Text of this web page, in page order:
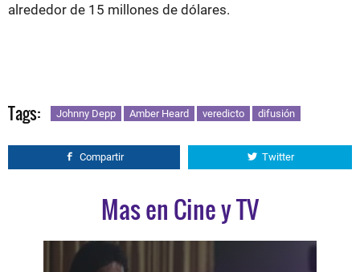
alrededor de 15 millones de dólares.
Tags: Johnny Depp Amber Heard veredicto difusión
Compartir Twitter
Mas en Cine y TV